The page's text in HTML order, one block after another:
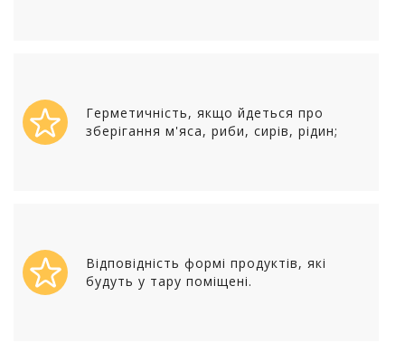
Герметичність, якщо йдеться про
зберігання м'яса, риби, сирів, рідин;
Відповідність формі продуктів, які
будуть у тару поміщені.